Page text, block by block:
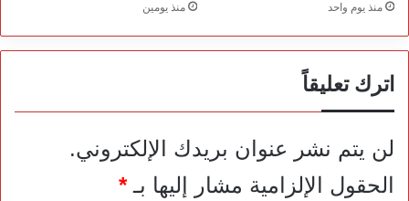
منذ يوم واحد منذ يومين
اترك تعليقاً
لن يتم نشر عنوان بريدك الإلكتروني.
الحقول الإلزامية مشار إليها بـ*